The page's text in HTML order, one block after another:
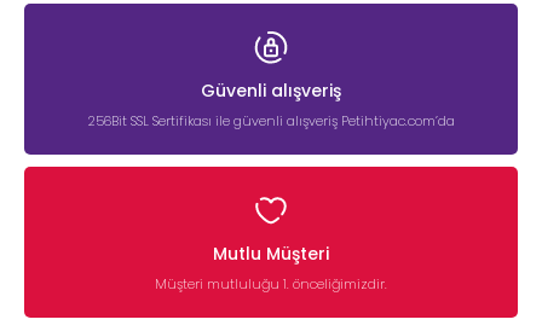
Güvenli alışveriş
256Bit SSL Sertifikası ile güvenli alışveriş Petihtiyac.com’da
Mutlu Müşteri
Müşteri mutluluğu 1. önceliğimizdir.